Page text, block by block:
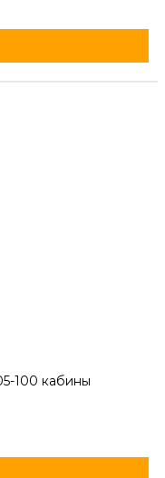
100 кабины